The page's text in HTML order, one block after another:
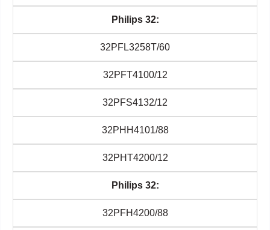
Philips 32:
32PFL3258T/60
32PFT4100/12
32PFS4132/12
32PHH4101/88
32PHT4200/12
Philips 32:
32PFH4200/88